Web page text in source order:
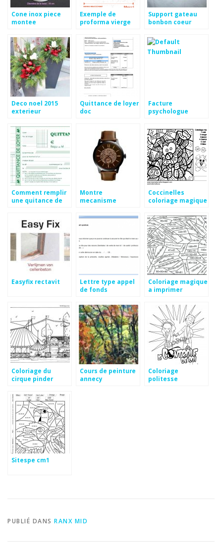
Cone inox piece
montee
Exemple de
proforma vierge
Support gateau
bonbon coeur
Deco noel 2015
exterieur
Quittance de loyer
doc
Facture
psychologue
Comment remplir
une quitance de
Montre
mecanisme
Coccinelles
coloriage magique
Easyfix rectavit
Lettre type appel
de fonds
Coloriage magique
a imprimer
Coloriage du
cirque pinder
Cours de peinture
annecy
Coloriage
politesse
Sitespe cm1
PUBLIÉ DANS RANX MID